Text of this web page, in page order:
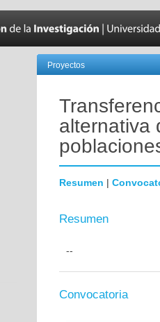
Proyectos
alternativa
Resumen |
Resumen
--
Convocatoria